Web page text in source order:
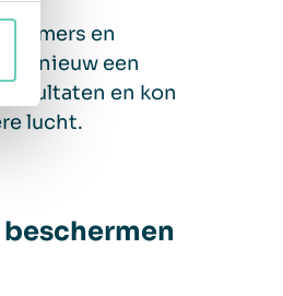
en
opnieuw een
en kon
lucht.